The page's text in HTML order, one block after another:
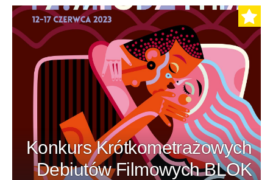
Konkurs Krótkometrażowych
Debiutów Filmowych BLOK